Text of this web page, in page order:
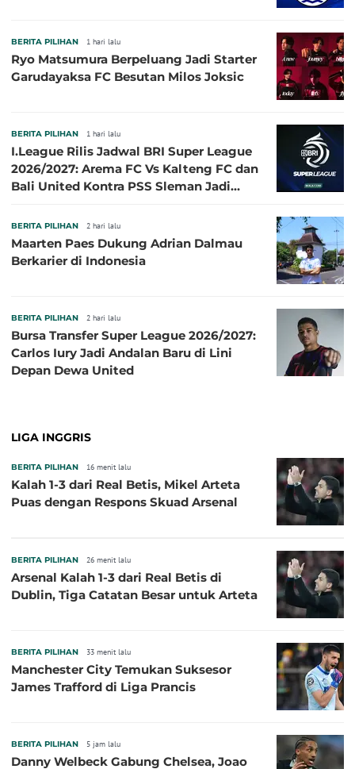
BERITA PILIHAN 1 hari lalu
Ryo Matsumura Berpeluang Jadi Starter
Garudayaksa FC Besutan Milos Joksic
BERITA PILIHAN 1 hari lalu
I.League Rilis Jadwal BRI Super League
2026/2027: Arema FC Vs Kalteng FC dan
Bali United Kontra PSS Sleman Jadi
BERITA PILIHAN 2 hari lalu
Maarten Paes Dukung Adrian Dalmau
Berkarier di Indonesia
BERITA PILIHAN 2 hari lalu
Bursa Transfer Super League 2026/2027:
Carlos Iury Jadi Andalan Baru di Lini
Depan Dewa United
LIGA INGGRIS
BERITA PILIHAN 16 menit lalu
Kalah 1-3 dari Real Betis, Mikel Arteta
Puas dengan Respons Skuad Arsenal
BERITA PILIHAN 26 menit lalu
Arsenal Kalah 1-3 dari Real Betis di
Dublin, Tiga Catatan Besar untuk Arteta
BERITA PILIHAN 33 menit lalu
Manchester City Temukan Suksesor
James Trafford di Liga Prancis
BERITA PILIHAN 5 jam lalu
Danny Welbeck Gabung Chelsea, Joao